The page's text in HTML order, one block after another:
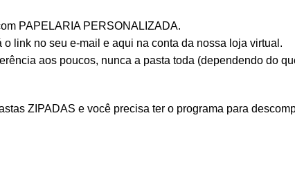
PAPELARIA PERSONALIZADA.
link no seu e-mail e aqui na conta da nossa loja virtual.
aos poucos, nunca a pasta toda (dependendo do
ZIPADAS e você precisa ter o programa para